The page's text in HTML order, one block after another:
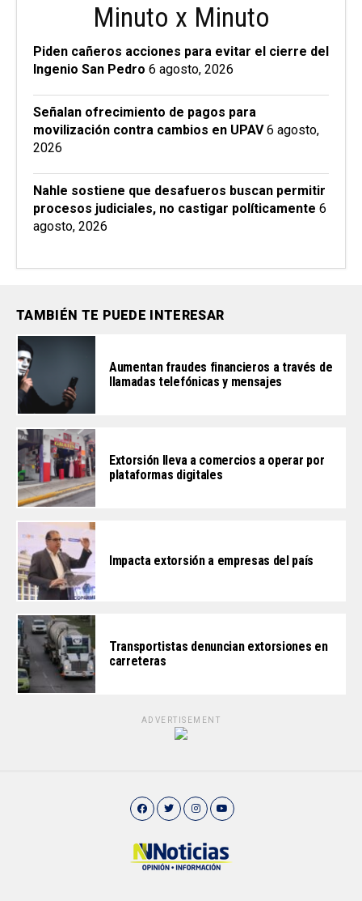
Minuto x Minuto
Piden cañeros acciones para evitar el cierre del
Ingenio San Pedro 6 agosto, 2026
Señalan ofrecimiento de pagos para
movilización contra cambios en UPAV 6 agosto,
2026
Nahle sostiene que desafueros buscan permitir
procesos judiciales, no castigar políticamente 6
agosto, 2026
TAMBIÉN TE PUEDE INTERESAR
Aumentan fraudes financieros a través de
llamadas telefónicas y mensajes
Extorsión lleva a comercios a operar por
plataformas digitales
Impacta extorsión a empresas del país
Transportistas denuncian extorsiones en
carreteras
ADVERTISEMENT